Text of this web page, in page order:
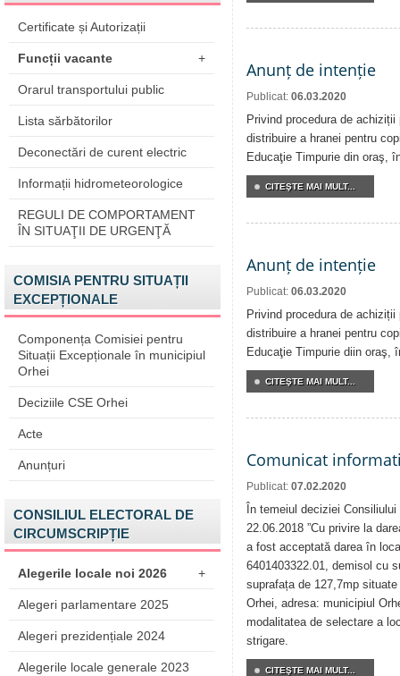
Certificate și Autorizații
Funcții vacante +
Orarul transportului public
Lista sărbătorilor
Deconectări de curent electric
Informații hidrometeorologice
REGULI DE COMPORTAMENT
ÎN SITUAŢII DE URGENŢĂ
COMISIA PENTRU SITUAȚII
EXCEPȚIONALE
Componența Comisiei pentru
Situații Excepționale în municipiul
Orhei
Deciziile CSE Orhei
Acte
Anunțuri
CONSILIUL ELECTORAL DE
CIRCUMSCRIPȚIE
Alegerile locale noi 2026 +
Alegeri parlamentare 2025
Alegeri prezidențiale 2024
Alegerile locale generale 2023
Anunț de intenție
Publicat: 06.03.2020
Privind procedura de
distribuire a hranei pentru
Educaţie Timpurie din oraş,
CITEŞTE MAI MULT...
Anunț de intenție
Publicat: 06.03.2020
Privind procedura de
distribuire a hranei pentru
Educaţie Timpurie diin oraş,
CITEŞTE MAI MULT...
Comunicat
Publicat: 07.02.2020
În temeiul deciziei
22.06.2018 ”Cu privire la
a fost acceptată darea în
6401403322.01, demisol cu
suprafața de 127,7mp
Orhei, adresa: municipiul
modalitatea de selectare a
strigare.
CITEŞTE MAI MULT...